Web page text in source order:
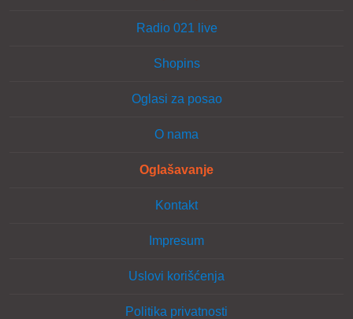
Radio 021 live
Shopins
Oglasi za posao
O nama
Oglašavanje
Kontakt
Impresum
Uslovi korišćenja
Politika privatnosti